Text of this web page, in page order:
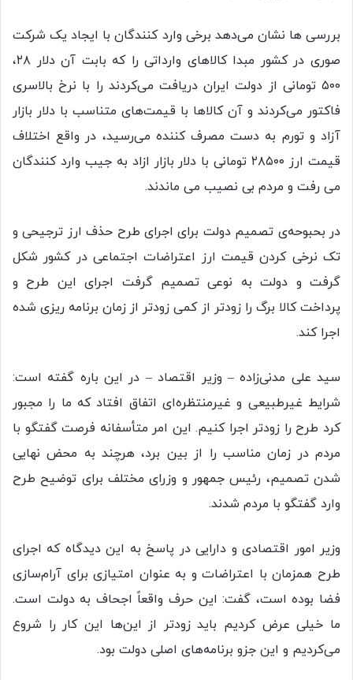
بررسی ها نشان می‌دهد برخی وارد کنندگان با ایجاد یک شرکت
صوری در کشور مبدا کالاهای وارداتی را که بابت آن دلار ۲۸،
۵۰۰ تومانی از دولت ایران دریافت می‌کردند را با نرخ بالاسری
فاکتور می‌کردند و آن کالاها با قیمت‌های متناسب با دلار بازار
آزاد و تورم به دست مصرف کننده می‌رسید، در واقع اختلاف
قیمت ارز ۲۸۵۰۰ تومانی با دلار بازار ازاد به جیب وارد کنندگان
می رفت و مردم بی نصیب می ماندند.
در بحبوحه‌ی تصمیم دولت برای اجرای طرح حذف ارز ترجیحی و
تک نرخی کردن قیمت ارز اعتراضات اجتماعی در کشور شکل
گرفت و دولت به نوعی تصمیم گرفت اجرای این طرح و
پرداخت کالا برگ را زودتر از کمی زودتر از زمان برنامه ریزی شده
اجرا کند.
سید علی مدنی‌زاده – وزیر اقتصاد – در این باره گفته است:
شرایط غیرطبیعی و غیرمنتظره‌ای اتفاق افتاد که ما را مجبور
کرد طرح را زودتر اجرا کنیم. این امر متأسفانه فرصت گفتگو با
مردم در زمان مناسب را از بین برد، هرچند به محض نهایی
شدن تصمیم، رئیس جمهور و وزرای مختلف برای توضیح طرح
وارد گفتگو با مردم شدند.
وزیر امور اقتصادی و دارایی در پاسخ به این دیدگاه که اجرای
طرح همزمان با اعتراضات و به عنوان امتیازی برای آرام‌سازی
فضا بوده است، گفت: این حرف واقعاً اجحاف به دولت است.
ما خیلی عرض کردیم باید زودتر از این‌ها این کار را شروع
می‌کردیم و این جزو برنامه‌های اصلی دولت بود.